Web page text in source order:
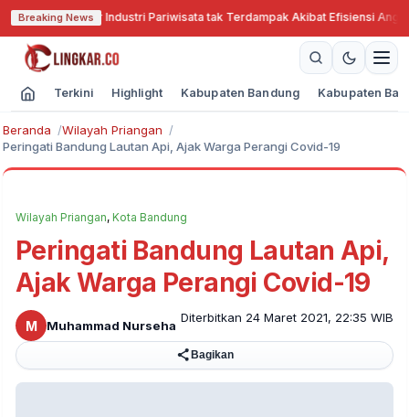
Breaking News
Solusi Agar Industri Pariwisata tak Terdampak Akibat Efisiensi
Terkini Highlight Kabupaten Bandung Kabupaten
Beranda
Wilayah Priangan
Peringati Bandung Lautan Api, Ajak Warga Perangi Covid-19
Wilayah Priangan, Kota Bandung
Peringati Bandung Lautan Api,
Ajak Warga Perangi Covid-19
M Muhammad Nurseha
Diterbitkan 24 Maret 2021, 22:35 WIB
Bagikan